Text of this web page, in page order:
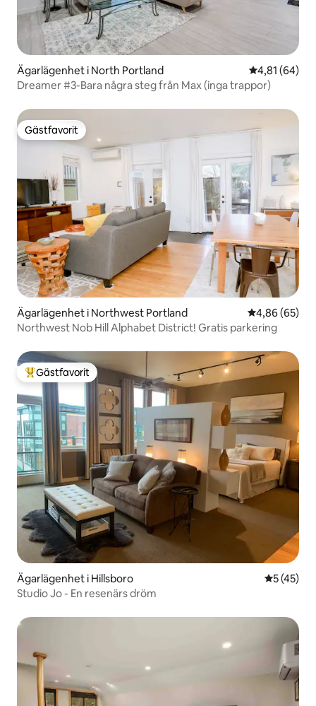
Ägarlägenhet i North Portland 4,81 av 5 i
4,81 (64)
Dreamer #3-Bara några steg från Max (inga trappor)
Gästfavorit
Gästfavorit
Ägarlägenhet i Northwest Portland 4,86 av 5 i
4,86 (65)
Northwest Nob Hill Alphabet District! Gratis parkering
Populär gästfavorit
Gästfavorit
Ägarlägenhet i Hillsboro 5 av 5 i
5 (45)
Studio Jo - En resenärs dröm